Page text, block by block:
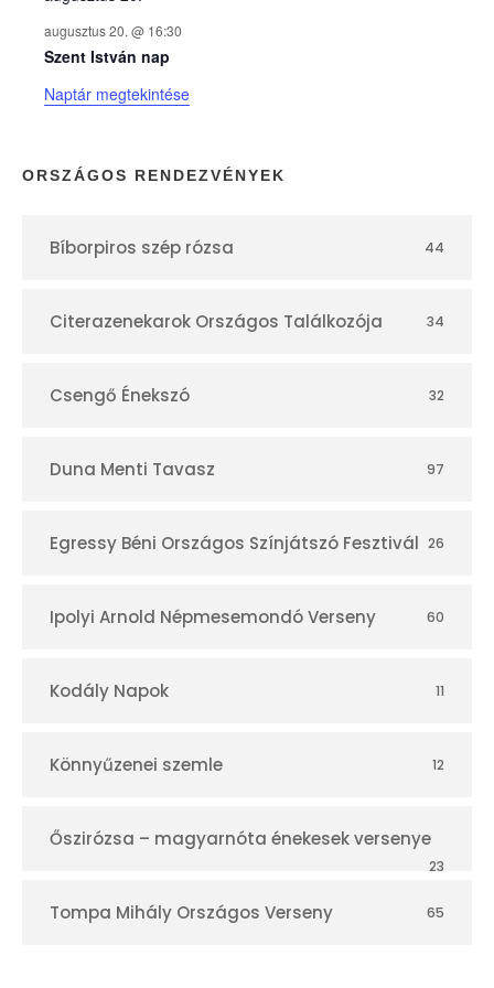
k
n
a
p
r
augusztus 20. @ 16:30
Szent István nap
Naptár megtekintése
ORSZÁGOS RENDEZVÉNYEK
Bíborpiros szép rózsa 44
Citerazenekarok Országos Találkozója 34
Csengő Énekszó 32
Duna Menti Tavasz 97
Egressy Béni Országos Színjátszó Fesztivál 26
Ipolyi Arnold Népmesemondó Verseny 60
Kodály Napok 11
Könnyűzenei szemle 12
Őszirózsa – magyarnóta énekesek versenye
23
Tompa Mihály Országos Verseny 65